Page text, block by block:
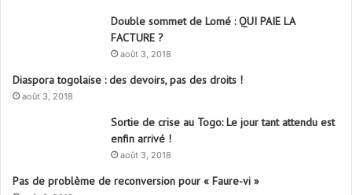
Double sommet de Lomé : QUI PAIE LA
FACTURE ?
août 3, 2018
Diaspora togolaise : des devoirs, pas des droits !
août 3, 2018
Sortie de crise au Togo: Le jour tant attendu est
enfin arrivé !
août 3, 2018
Pas de problème de reconversion pour « Faure-vi »